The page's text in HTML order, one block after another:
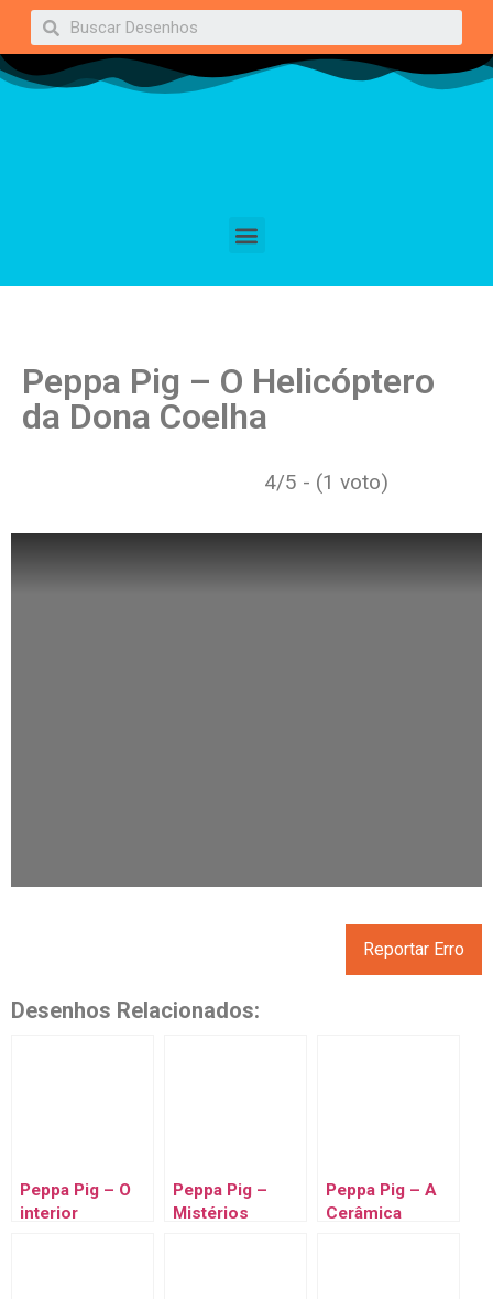
Peppa Pig – O Helicóptero
da Dona Coelha
4/5 - (1 voto)
Reportar Erro
Desenhos Relacionados:
Peppa Pig – O
interior
Peppa Pig –
Mistérios
Peppa Pig – A
Cerâmica